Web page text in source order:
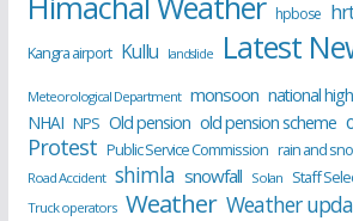
hpbose
Kangra airport Kullu landslide Latest
Meteorological Department monsoon national
NHAI NPS Old pension old pension scheme
Protest Public Service Commission rain and
Road Accident shimla snowfall Solan Staff
Truck operators Weather Weather